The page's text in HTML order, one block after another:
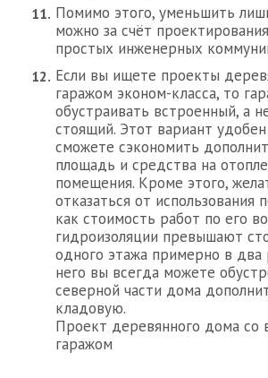
Помимо этого, уменьшить
можно за счёт
простых инженерных
Если вы ищете проекты
гаражом эконом-класса, то
обустраивать встроенный, а
стоящий. Этот вариант
сможете сэкономить
площадь и средства на
помещения. Кроме этого,
отказаться от использования
как стоимость работ по его
гидроизоляции превышают
одного этажа примерно в два
него вы всегда можете
северной части дома
кладовую.
Проект деревянного дома со
гаражом